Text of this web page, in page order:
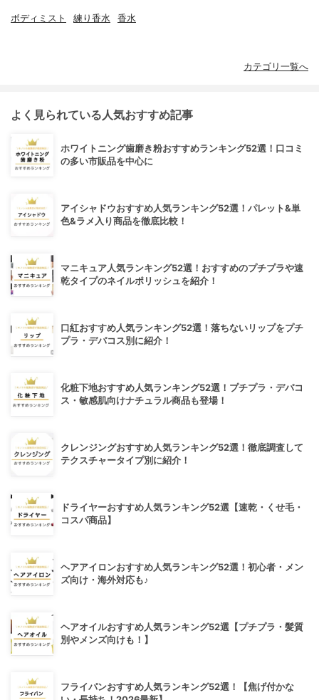
ボディミスト 練り香水 香水
カテゴリ一覧へ
よく見られている人気おすすめ記事
ホワイトニング歯磨き粉おすすめランキング52選！口コミ
の多い市販品を中心に
アイシャドウおすすめ人気ランキング52選！パレット&単
色&ラメ入り商品を徹底比較！
マニキュア人気ランキング52選！おすすめのプチプラや速
乾タイプのネイルポリッシュを紹介！
口紅おすすめ人気ランキング52選！落ちないリップをプチ
プラ・デパコス別に紹介！
化粧下地おすすめ人気ランキング52選！プチプラ・デパコ
ス・敏感肌向けナチュラル商品も登場！
クレンジングおすすめ人気ランキング52選！徹底調査して
テクスチャータイプ別に紹介！
ドライヤーおすすめ人気ランキング52選【速乾・くせ毛・
コスパ商品】
ヘアアイロンおすすめ人気ランキング52選！初心者・メン
ズ向け・海外対応も♪
ヘアオイルおすすめ人気ランキング52選【プチプラ・髪質
別やメンズ向けも！】
フライパンおすすめ人気ランキング52選！【焦げ付かな